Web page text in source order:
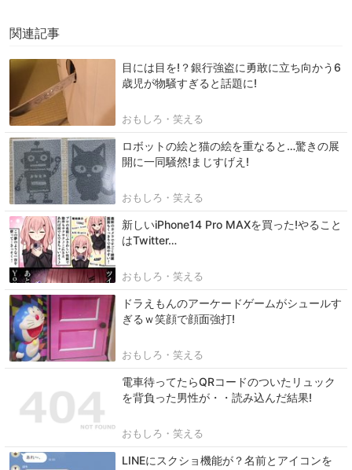
関連記事
目には目を!？銀行強盗に勇敢に立ち向かう6
歳児が物騒すぎると話題に!
おもしろ・笑える
ロボットの絵と猫の絵を重なると…驚きの展
開に一同騒然!まじすげえ!
おもしろ・笑える
新しいiPhone14 Pro MAXを買った!やること
はTwitter…
おもしろ・笑える
ドラえもんのアーケードゲームがシュールす
ぎるｗ笑顔で顔面強打!
おもしろ・笑える
電車待ってたらQRコードのついたリュック
を背負った男性が・・読み込んだ結果!
おもしろ・笑える
LINEにスクショ機能が？名前とアイコンを